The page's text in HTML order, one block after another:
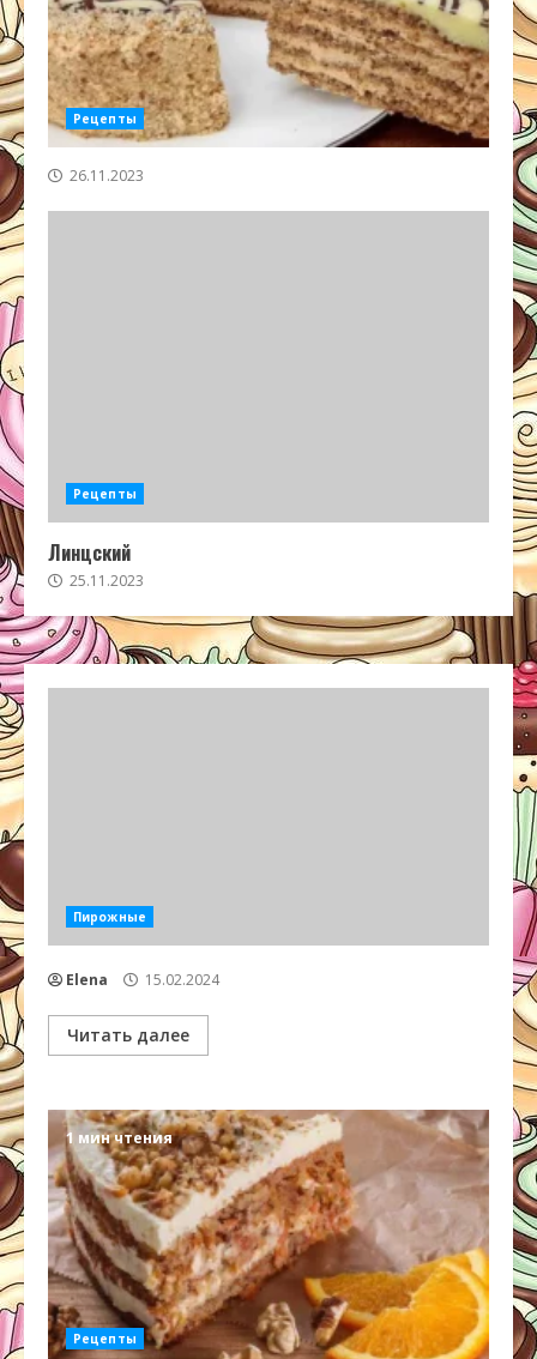
Рецепты
26.11.2023
Рецепты
Линцский
25.11.2023
Пирожные
Elena 15.02.2024
Читать далее
1 мин чтения
Рецепты